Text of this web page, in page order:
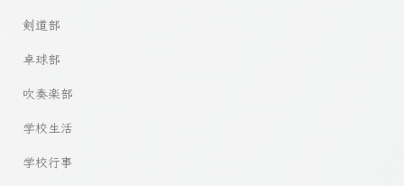
剣道部
卓球部
吹奏楽部
学校生活
学校行事